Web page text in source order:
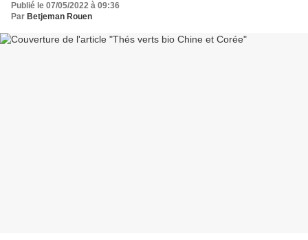
Publié le 07/05/2022 à 09:36
Par Betjeman Rouen